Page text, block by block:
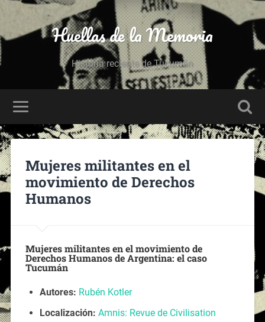
Huellas de la Memoria
Historia reciente de Tucumán
Mujeres militantes en el
movimiento de Derechos
Humanos
Mujeres militantes en el movimiento de
Derechos Humanos de Argentina: el caso
Tucumán
Autores: Rubén Kotler
Localización: Amnis: Revue de Civilisation